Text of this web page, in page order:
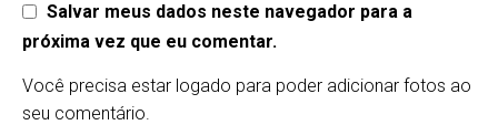
Salvar meus dados neste navegador para a
próxima vez que eu comentar.
Você precisa estar logado para poder adicionar fotos ao
seu comentário.